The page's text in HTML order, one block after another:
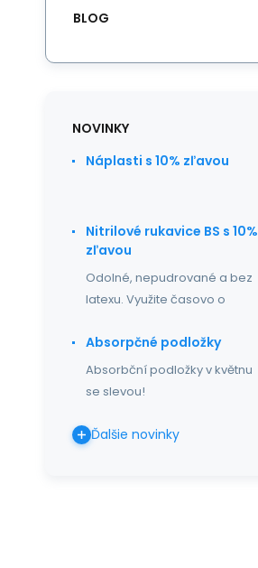
BLOG
NOVINKY
Náplasti s 10% zľavou
Nitrilové rukavice BS s 10%
zľavou
Odolné, nepudrované a bez
latexu. Využite časovo o
Absorpčné podložky
Absorbční podložky v květnu
se slevou!
Ďalšie novinky